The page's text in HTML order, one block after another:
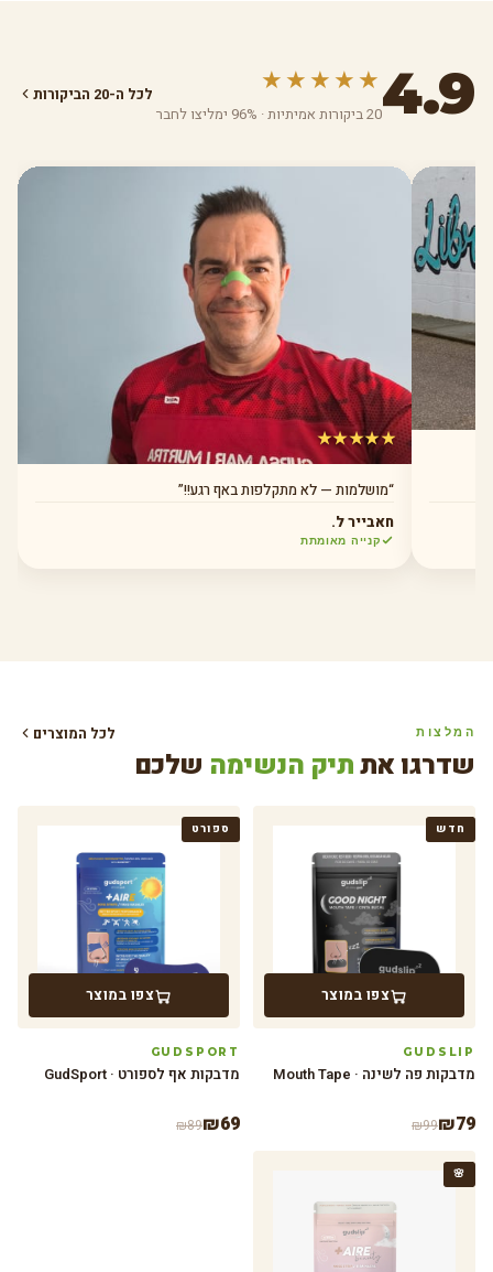
4.9
★★★★★
20 ביקורות אמיתיות · 96% ימליצו לחבר
לכל ה-20 הביקורות
★★★★★
“מושלמות — לא מתקלפות באף רגע!!”
חאבייר ל.
קנייה מאומתת
המלצות
שדרגו אתתיק הנשימה שלכם
לכל המוצרים
חדש
צפו במוצר
GUDSLIP
מדבקות פה לשינה · Mouth Tape
₪79
₪99
ספורט
צפו במוצר
GUDSPORT
מדבקות אף לספורט · GudSport
₪69
₪89
🌸